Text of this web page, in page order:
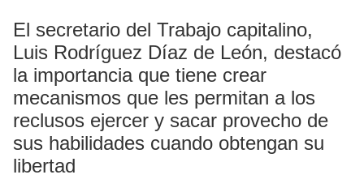
El secretario del Trabajo capitalino,
Luis Rodríguez Díaz de León, destacó
la importancia que tiene crear
mecanismos que les permitan a los
reclusos ejercer y sacar provecho de
sus habilidades cuando obtengan su
libertad